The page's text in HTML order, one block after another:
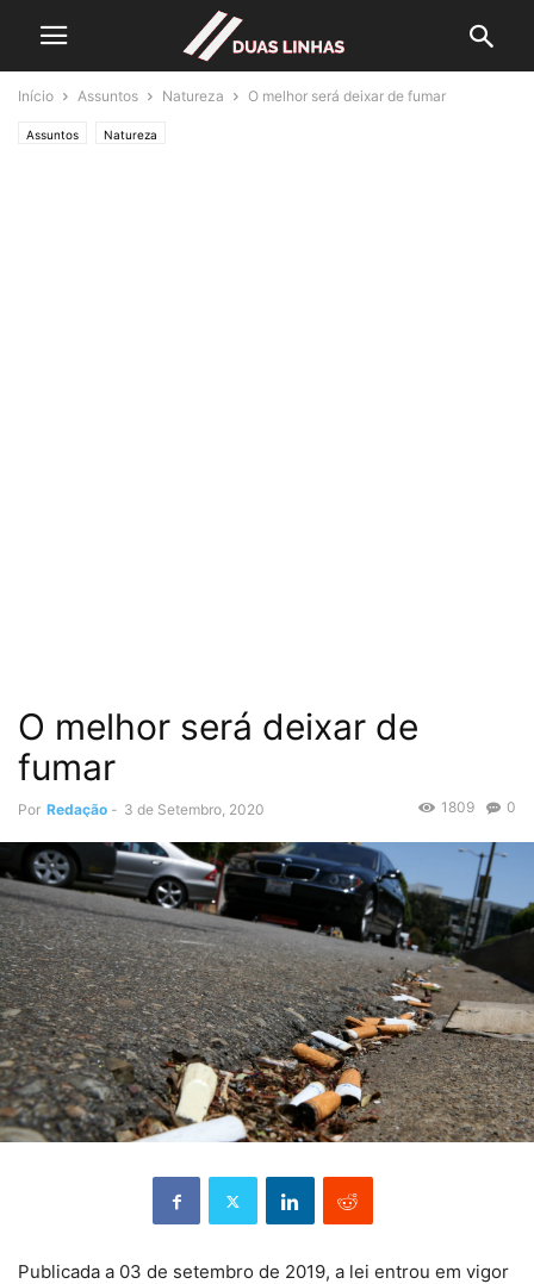
Início Assuntos Natureza O melhor será deixar de fumar
Assuntos Natureza
O melhor será deixar de
fumar
Por Redação - 3 de Setembro, 2020 0
1809
Publicada a 03 de setembro de 2019, a lei entrou em vigor